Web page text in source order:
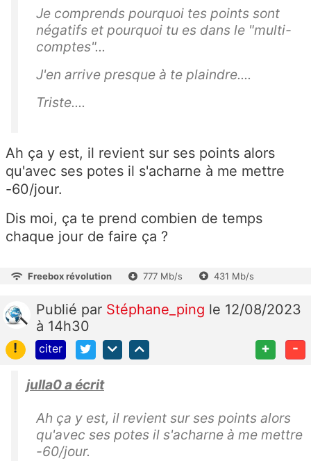
Je comprends pourquoi tes points sont
négatifs et pourquoi tu es dans le "multi-
comptes"...
J'en arrive presque à te plaindre....
Triste....
Ah ça y est, il revient sur ses points alors
qu'avec ses potes il s'acharne à me mettre
-60/jour.
Dis moi, ça te prend combien de temps
chaque jour de faire ça ?
Freebox révolution 777 Mb/s 431 Mb/s
Publié par Stéphane_ping le 12/08/2023
à 14h30
!
citer + -
julla0 a écrit
Ah ça y est, il revient sur ses points alors
qu'avec ses potes il s'acharne à me mettre
-60/jour.